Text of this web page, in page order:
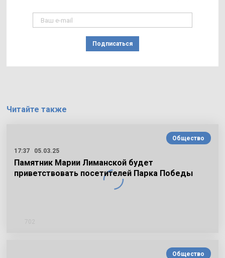
Подписаться
Читайте также
Общество
17:37
05.03.25
Памятник Марии Лиманской будет
приветствовать посетителей Парка Победы
Общество